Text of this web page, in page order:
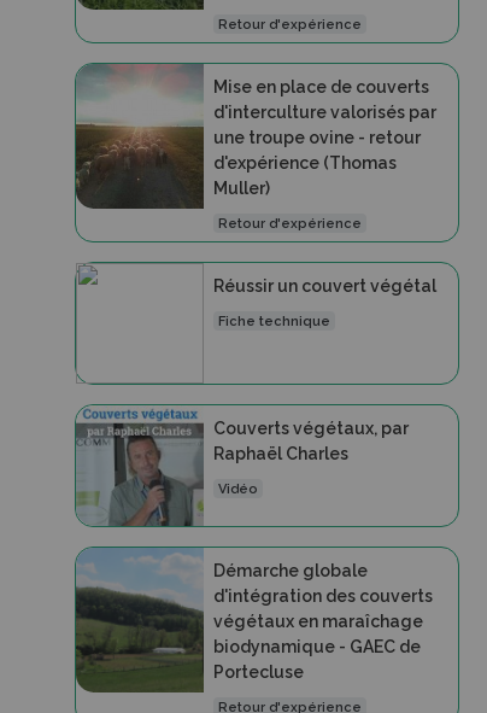
Retour d'expérience
Mise en place de couverts
d'interculture valorisés par
une troupe ovine - retour
d'expérience (Thomas
Muller)
Retour d'expérience
Réussir un couvert végétal
Fiche technique
Couverts végétaux, par
Raphaël Charles
Vidéo
Démarche globale
d'intégration des couverts
végétaux en maraîchage
biodynamique - GAEC de
Portecluse
Retour d'expérience